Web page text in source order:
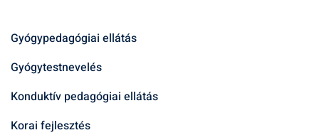
Gyógypedagógiai ellátás
Gyógytestnevelés
Konduktív pedagógiai ellátás
Korai fejlesztés